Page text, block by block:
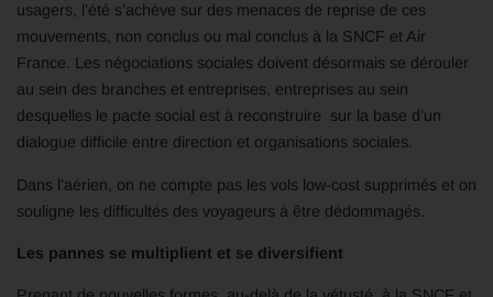
usagers, l’été s’achève sur des menaces de reprise de ces
mouvements, non conclus ou mal conclus à la SNCF et Air
France. Les négociations sociales doivent désormais se dérouler
au sein des branches et entreprises, entreprises au sein
desquelles le pacte social est à reconstruire sur la base d’un
dialogue difficile entre direction et organisations sociales.
Dans l’aérien, on ne compte pas les vols low-cost supprimés et on
souligne les difficultés des voyageurs à être dédommagés.
Les pannes se multiplient et se diversifient